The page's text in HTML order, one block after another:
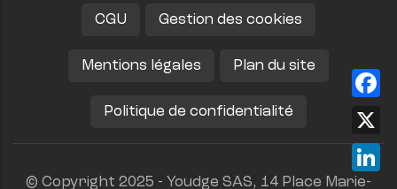
X
CGU Gestion des cookies
Mentions légales Plan du site
Politique de confidentialité
© Copyright 2025 - Youdge SAS, 14 Place Marie-